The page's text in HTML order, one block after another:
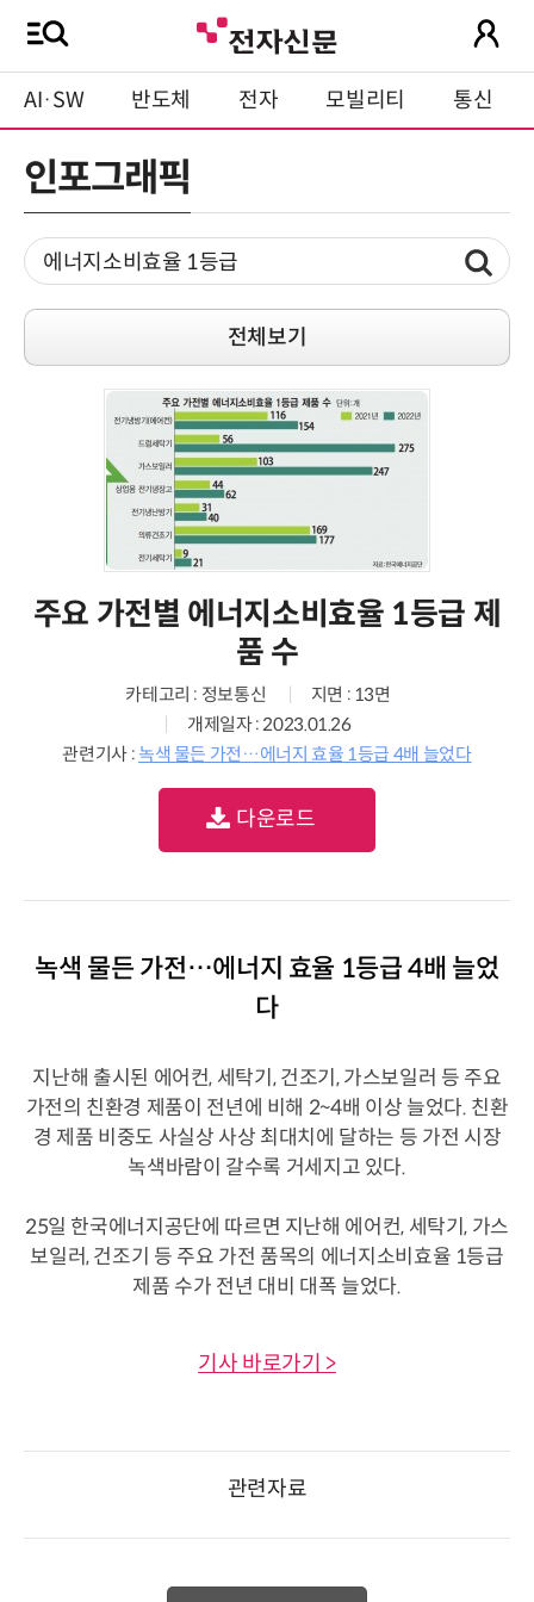
AI·SW 반도체 전자 모빌리티 통신
인포그래픽
전체보기
주요 가전별 에너지소비효율 1등급 제
품 수
카테고리 : 정보통신
지면 : 13면
개제일자 : 2023.01.26
관련기사 :녹색 물든 가전…에너지 효율 1등급 4배 늘었다
다운로드
녹색 물든 가전…에너지 효율 1등급 4배 늘었
다
지난해 출시된 에어컨, 세탁기, 건조기, 가스보일러 등 주요
가전의 친환경 제품이 전년에 비해 2~4배 이상 늘었다. 친환
경 제품 비중도 사실상 사상 최대치에 달하는 등 가전 시장
녹색바람이 갈수록 거세지고 있다.
25일 한국에너지공단에 따르면 지난해 에어컨, 세탁기, 가스
보일러, 건조기 등 주요 가전 품목의 에너지소비효율 1등급
제품 수가 전년 대비 대폭 늘었다.
기사 바로가기 >
관련자료